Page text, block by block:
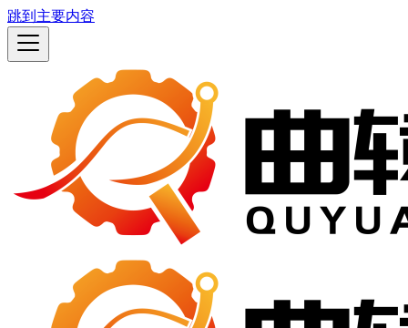
跳到主要内容